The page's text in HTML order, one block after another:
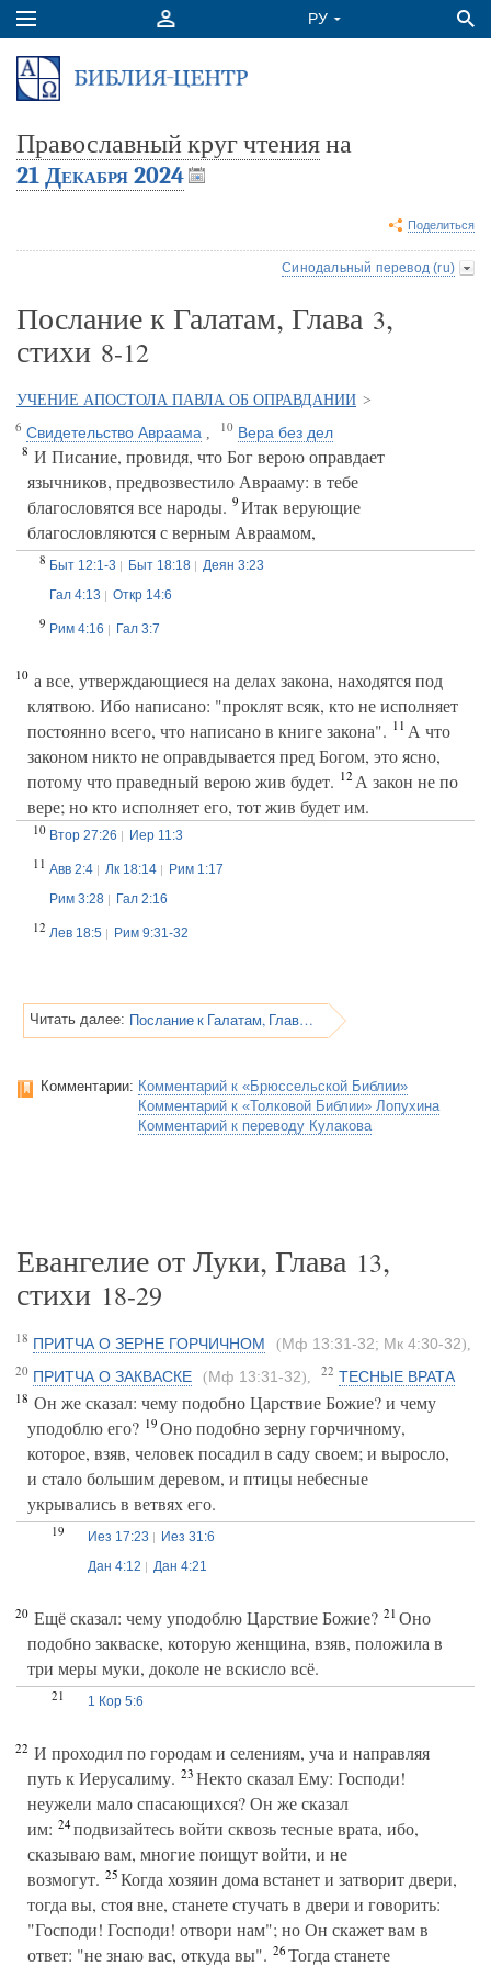
Православный круг чтенияна
21 Декабря 2024
Поделиться
Синодальный перевод (ru)
Послание к Галатам, Глава 3,
стихи 8-12
УЧЕНИЕ АПОСТОЛА ПАВЛА ОБ ОПРАВДАНИИ >
6 Свидетельство Авраама 10 Вера без дел
8 И Писание, провидя, что Бог верою оправдает
язычников, предвозвестило Аврааму: в тебе
благословятся все народы. 9Итак верующие
благословляются с верным Авраамом,
8 Быт 12:1-3 Быт 18:18
Деян 3:23
Гал 4:13
Откр 14:6
9 Рим 4:16 Гал 3:7
10 а все, утверждающиеся на делах закона, находятся под
клятвою. Ибо написано: "проклят всяк, кто не исполняет
постоянно всего, что написано в книге закона". 11А что
законом никто не оправдывается пред Богом, это ясно,
потому что праведный верою жив будет. 12А закон не по
вере; но кто исполняет его, тот жив будет им.
10 Втор 27:26 Иер 11:3
11 Авв 2:4 Лк 18:14
Рим 1:17
Рим 3:28
Гал 2:16
12 Лев 18:5 Рим 9:31-32
Читать далее: Послание к Галатам, Глава 3
Комментарии: Комментарий к «Брюссельской Библии»
Комментарий к «Толковой Библии» Лопухина
Комментарий к переводу Кулакова
Евангелие от Луки, Глава 13,
стихи 18-29
18 ПРИТЧА О ЗЕРНЕ ГОРЧИЧНОМ (Мф 13:31-32; Мк 4:30-32),
20 ПРИТЧА О ЗАКВАСКЕ (Мф 13:31-32) 22 ТЕСНЫЕ ВРАТА
18 Он же сказал: чему подобно Царствие Божие? и чему
уподоблю его? 19Оно подобно зерну горчичному,
которое, взяв, человек посадил в саду своем; и выросло,
и стало большим деревом, и птицы небесные
укрывались в ветвях его.
19 Иез 17:23
Иез 31:6
Дан 4:12
Дан 4:21
20 Ещё сказал: чему уподоблю Царствие Божие? 21Оно
подобно закваске, которую женщина, взяв, положила в
три меры муки, доколе не вскисло всё.
21 1 Кор 5:6
22 И проходил по городам и селениям, уча и направляя
путь к Иерусалиму. 23Некто сказал Ему: Господи!
неужели мало спасающихся? Он же сказал
им: 24подвизайтесь войти сквозь тесные врата, ибо,
сказываю вам, многие поищут войти, и не
возмогут. 25Когда хозяин дома встанет и затворит двери,
тогда вы, стоя вне, станете стучать в двери и говорить:
"Господи! Господи! отвори нам"; но Он скажет вам в
ответ: "не знаю вас, откуда вы". 26Тогда станете